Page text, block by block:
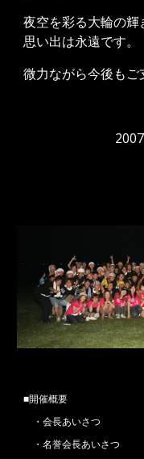
夜空を彩る大輪の輝
思い出は永遠です。
微力ながら今後もご
■開催概要
・会長あいさつ
・名誉会長あいさつ